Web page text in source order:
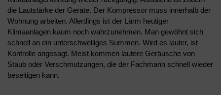
die Lautstärke der Geräte. Der Kompressor muss innerhalb der
Wohnung arbeiten. Allerdings ist der Lärm heutiger
Klimaanlagen kaum noch wahrzunehmen. Man gewöhnt sich
schnell an ein unterschwelliges Summen. Wird es lauter, ist
Kontrolle angesagt. Meist kommen lautere Geräusche von
Staub oder Verschmutzungen, die der Fachmann schnell wieder
beseitigen kann.